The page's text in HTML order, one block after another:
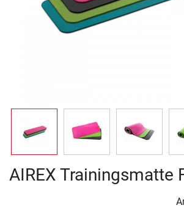
AIREX Trainingsmatte